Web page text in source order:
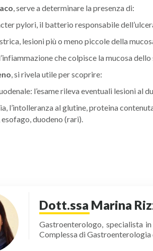
, serve a determinare la presenza di:
pylori, il batterio responsabile
lesioni più o meno piccole della
che colpisce la mucosa
, si rivela utile per scoprire:
l’esame rileva eventuali lesioni al
l’intolleranza al glutine, proteina
duodeno (rari).
Dott.ssa Marina
Gastroenterologo, specialista
Complessa di